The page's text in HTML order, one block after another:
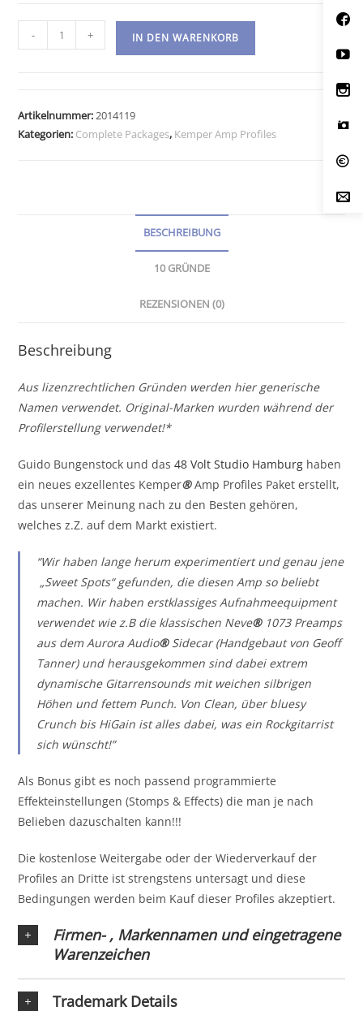
Kemper
Amp
Boo
One
- + IN DEN WARENKORB
Artikelnummer:2014119
Kategorien: Complete Packages, Kemper Amp Profiles
BESCHREIBUNG
10 GRÜNDE
REZENSIONEN (0)
Beschreibung
Aus lizenzrechtlichen Gründen werden hier generische
Namen verwendet. Original-Marken wurden während der
Profilerstellung verwendet!*
Guido Bungenstock und das48 Volt Studio Hamburg haben
ein neues exzellentes Kemper®Amp Profiles Paket erstellt,
das unserer Meinung nach zu den Besten gehören,
welches z.Z. auf dem Markt existiert.
“Wir haben lange herum experimentiert und genau jene
„Sweet Spots“ gefunden, die diesen Amp so beliebt
machen. Wir haben erstklassiges Aufnahmeequipment
verwendet wie z.B die klassischen Neve®1073 Preamps
aus dem Aurora Audio®Sidecar (Handgebaut von Geoff
Tanner) und herausgekommen sind dabei extrem
dynamische Gitarrensounds mit weichen silbrigen
Höhen und fettem Punch. Von Clean, über bluesy
Crunch bis HiGain ist alles dabei, was ein Rockgitarrist
sich wünscht!”
Als Bonus gibt es noch passend programmierte
Effekteinstellungen (Stomps & Effects) die man je nach
Belieben dazuschalten kann!!!
Die kostenlose Weitergabe oder der Wiederverkauf der
Profiles an Dritte ist strengstens untersagt und diese
Bedingungen werden beim Kauf dieser Profiles akzeptiert.
Firmen- , Markennamen und eingetragene
Warenzeichen
Trademark Details